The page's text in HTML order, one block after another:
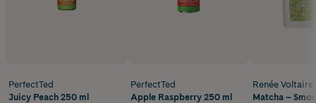
PerfectTed
Juicy Peach 250 ml
PerfectTed
Apple Raspberry 250 ml
Renée Voltaire
Matcha –